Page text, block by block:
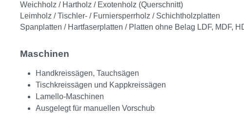
Weichholz / Hartholz / Exotenholz (Querschnitt)
Leimholz / Tischler- / Furniersperrholz / Schichtholzplatten
Spanplatten / Hartfaserplatten / Platten ohne Belag LDF, MDF,
Maschinen
Handkreissägen, Tauchsägen
Tischkreissägen und Kappkreissägen
Lamello-Maschinen
Ausgelegt für manuellen Vorschub